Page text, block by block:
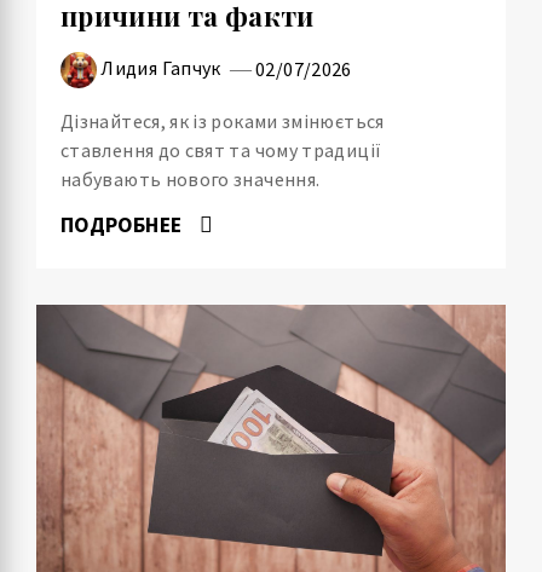
причини та факти
Лидия Гапчук 02/07/2026
Дізнайтеся, як із роками змінюється
ставлення до свят та чому традиції
набувають нового значення.
ПОДРОБНЕЕ